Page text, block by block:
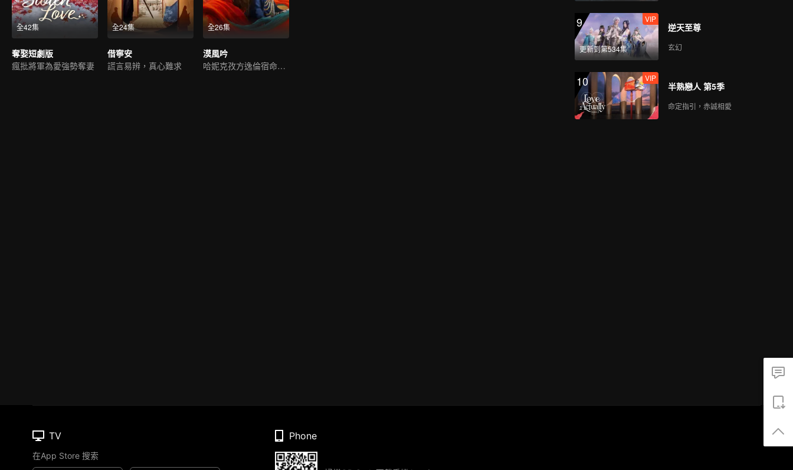
全42集
奪娶短劇版
瘋批將軍為愛強勢奪妻
全24集
借寧安
謊言易辨，真心難求
全26集
漠風吟
哈妮克孜方逸倫宿命虐戀
9
更新到第534集
VIP
逆天至尊
玄幻
10 VIP
半熟戀人 第5季
命定指引，赤誠相愛
TV
在App Store 搜索
Phone